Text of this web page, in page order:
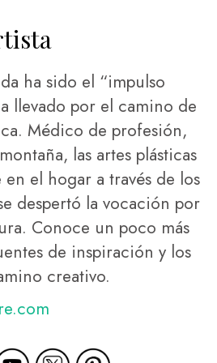
ha sido el “impulso
llevado por el camino de
Médico de profesión,
las artes plásticas
el hogar a través de los
despertó la vocación por
Conoce un poco más
de inspiración y los
creativo.